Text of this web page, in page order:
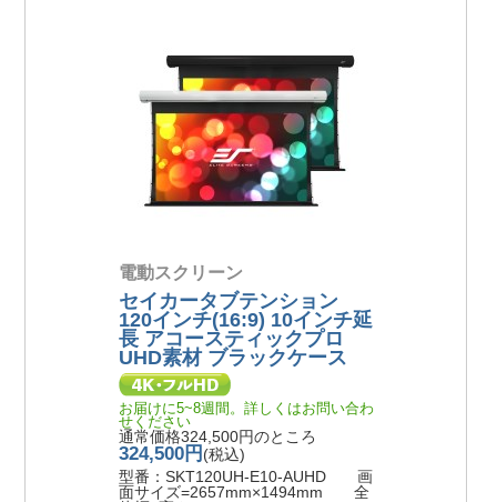
電動スクリーン
セイカータブテンション
120インチ(16:9) 10インチ延
長 アコースティックプロ
UHD素材 ブラックケース
お届けに5~8週間。詳しくはお問い合わ
せください
通常価格324,500円のところ
324,500円 (税込)
型番：SKT120UH-E10-AUHD 画
面サイズ=2657mm×1494mm 全